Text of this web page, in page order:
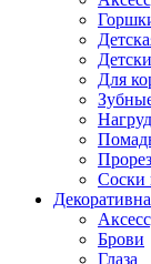
Для
Соски
Брови
Глаза